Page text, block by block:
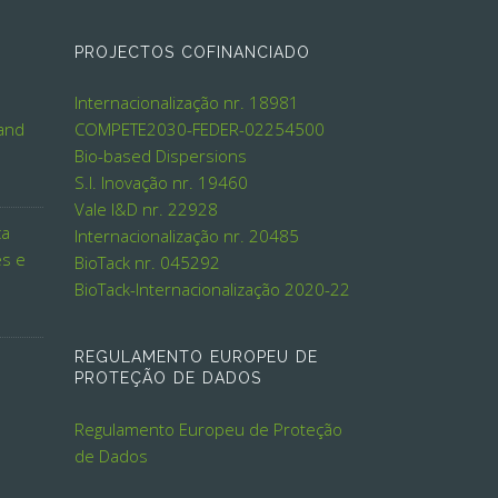
e
PROJECTOS COFINANCIADO
Internacionalização nr. 18981
COMPETE2030-FEDER-02254500
Bio-based Dispersions
S.I. Inovação nr. 19460
Vale I&D nr. 22928
Internacionalização nr. 20485
BioTack nr. 045292
BioTack-Internacionalização 2020-22
REGULAMENTO EUROPEU DE
PROTEÇÃO DE DADOS
Regulamento Europeu de Proteção
de Dados